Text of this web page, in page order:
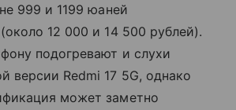
999 и 1199 юаней
12 000 и 14 500 рублей).
подогревают и слухи
версии Redmi 17 5G, однако
может заметно